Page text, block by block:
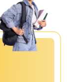
485)
Visa Tốt
điểm tối thiểu